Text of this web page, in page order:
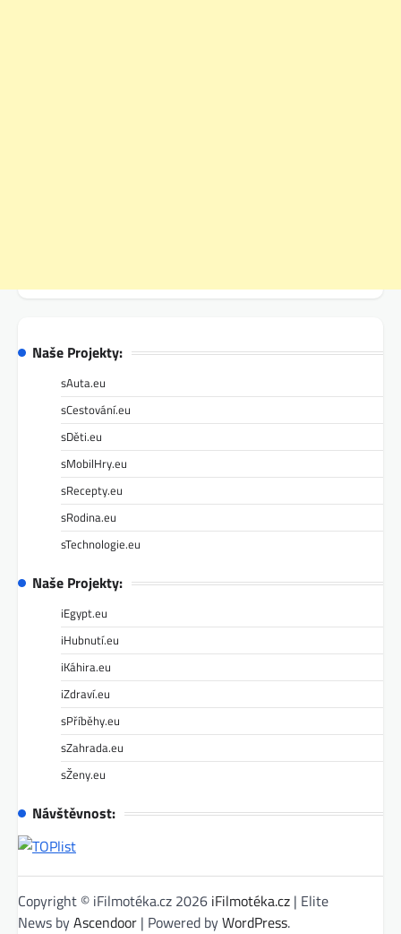
Naše Projekty:
sAuta.eu
sCestování.eu
sDěti.eu
sMobilHry.eu
sRecepty.eu
sRodina.eu
sTechnologie.eu
Naše Projekty:
iEgypt.eu
iHubnutí.eu
iKáhira.eu
iZdraví.eu
sPříběhy.eu
sZahrada.eu
sŽeny.eu
Návštěvnost:
Copyright © iFilmotéka.cz 2026 iFilmotéka.cz | Elite
News byAscendoor | Powered byWordPress.